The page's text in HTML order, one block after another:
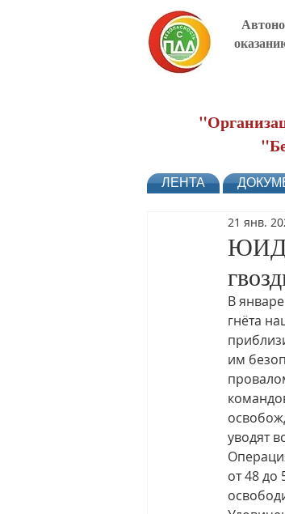
ЛЕНТА
21 янв.
В
гнёта
им
уводят
от 48 до